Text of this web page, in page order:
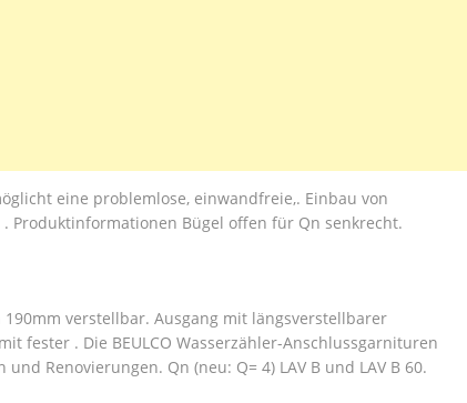
eine problemlose, einwandfreie,. Einbau von
Produktinformationen Bügel offen für Qn senkrecht.
verstellbar. Ausgang mit längsverstellbarer
fester . Die BEULCO Wasserzähler-Anschlussgarnituren
Renovierungen. Qn (neu: Q= 4) LAV B und LAV B 60.